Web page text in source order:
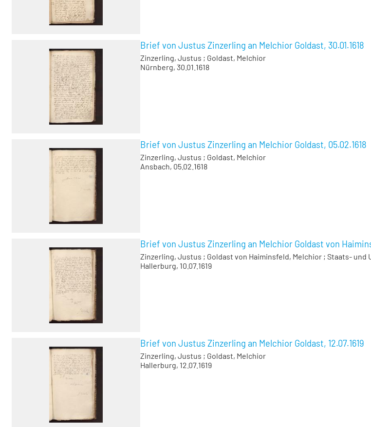
Brief von Justus Zinzerling an Melchior Goldast, 30.01.1618
Zinzerling, Justus ; Goldast, Melchior
Nürnberg, 30.01.1618
Brief von Justus Zinzerling an Melchior Goldast, 05.02.1618
Zinzerling, Justus ; Goldast, Melchior
Ansbach, 05.02.1618
Brief von Justus Zinzerling an Melchior Goldast von
Zinzerling, Justus ; Goldast von Haiminsfeld, Melchior ; Staats- und
Hallerburg, 10.07.1619
Brief von Justus Zinzerling an Melchior Goldast, 12.07.1619
Zinzerling, Justus ; Goldast, Melchior
Hallerburg, 12.07.1619